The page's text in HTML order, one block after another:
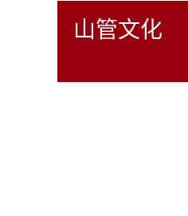
山管文化